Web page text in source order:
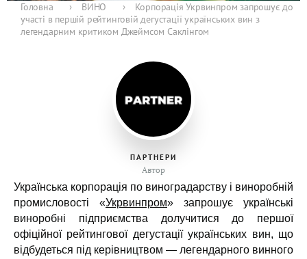
Головна › ВИНО ›
Корпорація Укрвинпром запрошує до
участі в першій рейтинговій дегустації українських вин з
легендарним критиком Джеймсом Саклінгом
ПАРТНЕРИ
Автор
Українська корпорація по виноградарству і виноробній
промисловості «Укрвинпром» запрошує українські
виноробні підприємства долучитися до першої
офіційної рейтингової дегустації українських вин, що
відбудеться під керівництвом — легендарного винного